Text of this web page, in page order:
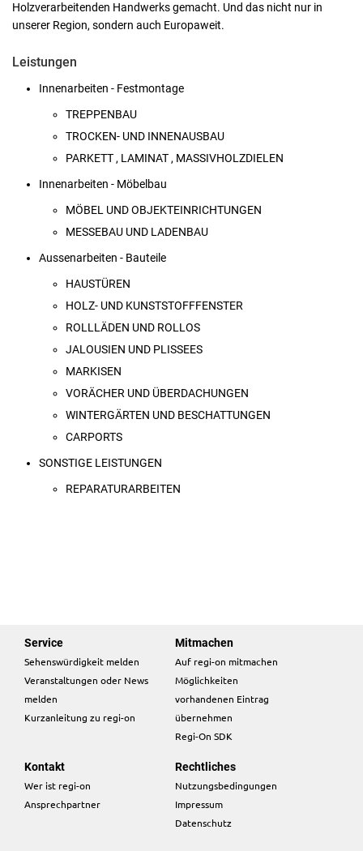
Holzverarbeitenden Handwerks gemacht. Und das nicht nur in
unserer Region, sondern auch Europaweit.
Leistungen
Innenarbeiten - Festmontage
TREPPENBAU
TROCKEN- UND INNENAUSBAU
PARKETT , LAMINAT , MASSIVHOLZDIELEN
Innenarbeiten - Möbelbau
MÖBEL UND OBJEKTEINRICHTUNGEN
MESSEBAU UND LADENBAU
Aussenarbeiten - Bauteile
HAUSTÜREN
HOLZ- UND KUNSTSTOFFFENSTER
ROLLLÄDEN UND ROLLOS
JALOUSIEN UND PLISSEES
MARKISEN
VORÄCHER UND ÜBERDACHUNGEN
WINTERGÄRTEN UND BESCHATTUNGEN
CARPORTS
SONSTIGE LEISTUNGEN
REPARATURARBEITEN
Service
Sehenswürdigkeit melden
Veranstaltungen oder News
melden
Kurzanleitung zu regi-on
Mitmachen
Auf regi-on mitmachen
Möglichkeiten
vorhandenen Eintrag
übernehmen
Regi-On SDK
Kontakt
Wer ist regi-on
Ansprechpartner
Rechtliches
Nutzungsbedingungen
Impressum
Datenschutz